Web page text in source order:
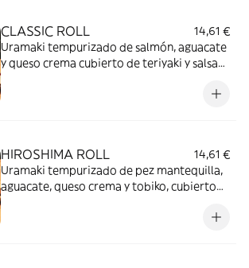
CLASSIC ROLL
14,61 €
Uramaki tempurizado de salmón, aguacate
y queso crema cubierto de teriyaki y salsa
HIROSHIMA ROLL
14,61 €
Uramaki tempurizado de pez mantequilla,
aguacate, queso crema y tobiko, cubierto